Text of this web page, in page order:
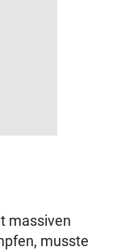
massiven
musste